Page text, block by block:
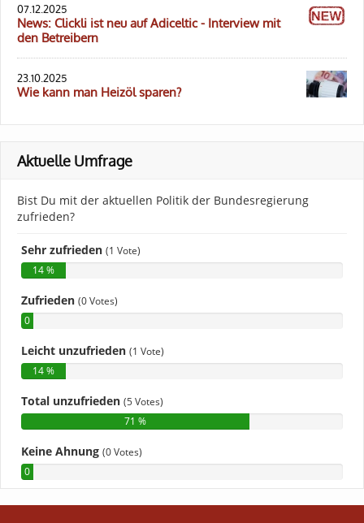
07.12.2025
News: Clickli ist neu auf Adiceltic - Interview mit
den Betreibern
23.10.2025
Wie kann man Heizöl sparen?
Aktuelle Umfrage